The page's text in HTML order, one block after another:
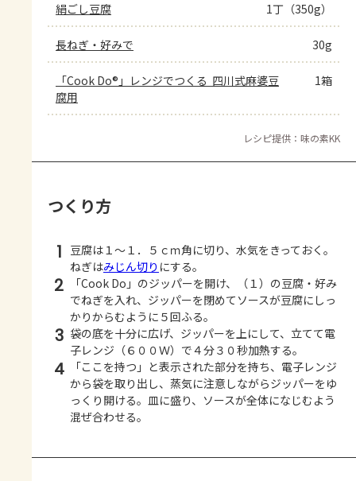
絹ごし豆腐 1丁（350g）
長ねぎ・好みで 30g
「Cook Do®」レンジでつくる  四川式麻婆豆
腐用
1箱
レシピ提供：味の素KK
つくり方
1 豆腐は１～１．５ｃｍ角に切り、水気をきっておく。
ねぎはみじん切り にする。
2
「Cook Do」のジッパーを開け、（１）の豆腐・好み
でねぎを入れ、ジッパーを閉めてソースが豆腐にしっ
かりからむように５回ふる。
3 袋の底を十分に広げ、ジッパーを上にして、立てて電
子レンジ（６００Ｗ）で４分３０秒加熱する。
4
「ここを持つ」と表示された部分を持ち、電子レンジ
から袋を取り出し、蒸気に注意しながらジッパーをゆ
っくり開ける。皿に盛り、ソースが全体になじむよう
混ぜ合わせる。